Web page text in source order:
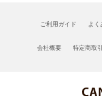
ご利用ガイド よく
会社概要 特定商取